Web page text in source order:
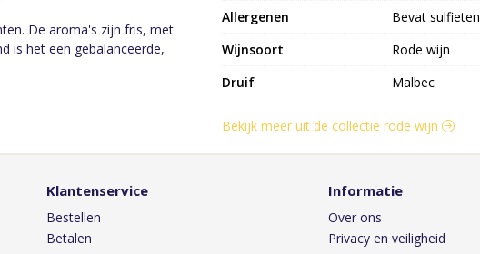
De aroma's zijn fris, met
is het een gebalanceerde,
Allergenen
Bevat sulfieten
Wijnsoort
Rode wijn
Druif
Malbec
Bekijk meer uit de collectie rode wijn
Klantenservice
Bestellen
Betalen
Informatie
Over ons
Privacy en veiligheid